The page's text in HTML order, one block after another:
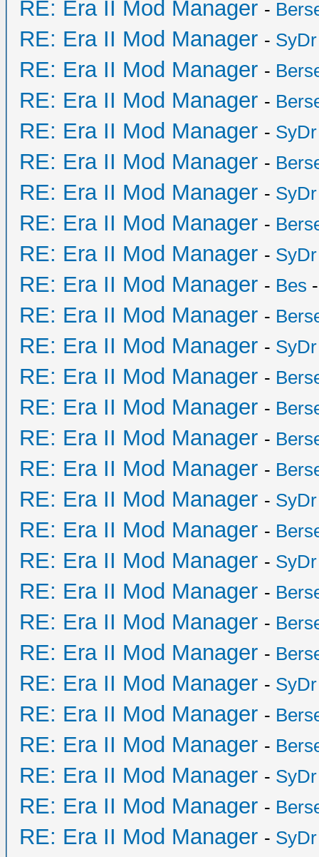
RE: Era II Mod Manager -
RE: Era II Mod Manager - SyDr
RE: Era II Mod Manager -
RE: Era II Mod Manager -
RE: Era II Mod Manager - SyDr
RE: Era II Mod Manager -
RE: Era II Mod Manager - SyDr
RE: Era II Mod Manager -
RE: Era II Mod Manager - SyDr
RE: Era II Mod Manager - Bes
RE: Era II Mod Manager -
RE: Era II Mod Manager - SyDr
RE: Era II Mod Manager -
RE: Era II Mod Manager -
RE: Era II Mod Manager -
RE: Era II Mod Manager -
RE: Era II Mod Manager - SyDr
RE: Era II Mod Manager -
RE: Era II Mod Manager - SyDr
RE: Era II Mod Manager -
RE: Era II Mod Manager -
RE: Era II Mod Manager -
RE: Era II Mod Manager - SyDr
RE: Era II Mod Manager -
RE: Era II Mod Manager -
RE: Era II Mod Manager - SyDr
RE: Era II Mod Manager -
RE: Era II Mod Manager - SyDr